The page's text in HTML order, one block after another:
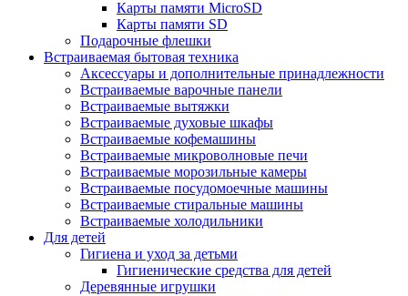
Карты памяти MicroSD
Карты памяти SD
Подарочные флешки
Встраиваемая бытовая техника
Аксессуары и дополнительные принадлежности
Встраиваемые варочные панели
Встраиваемые вытяжки
Встраиваемые духовые шкафы
Встраиваемые кофемашины
Встраиваемые микроволновые печи
Встраиваемые морозильные камеры
Встраиваемые посудомоечные машины
Встраиваемые стиральные машины
Встраиваемые холодильники
Для детей
Гигиена и уход за детьми
Гигиенические средства для детей
Деревянные игрушки